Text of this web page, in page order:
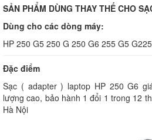
SẢN PHẨM DÙNG THAY THẾ CHO
Dùng cho các dòng máy:
HP 250 G5 250 G 250 G6 255 G5
Đặc điểm
Sạc ( adapter ) laptop HP 250 G6
lượng cao, bảo hành 1 đổi 1 trong 12
Hà Nội